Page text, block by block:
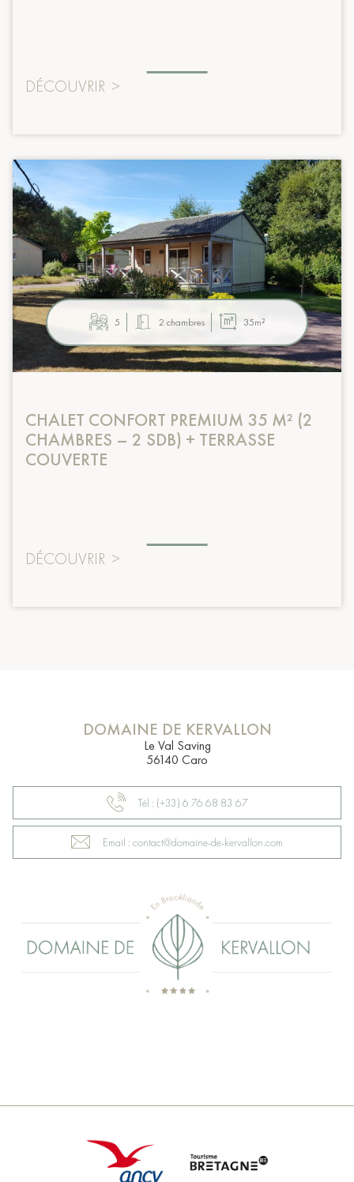
DÉCOUVRIR >
5 2 chambres 35m²
CHALET CONFORT PREMIUM 35 M² (2
CHAMBRES – 2 SDB) + TERRASSE
COUVERTE
DÉCOUVRIR >
DOMAINE DE KERVALLON
Le Val Saving
56140 Caro
Tél : (+33) 6 76 68 83 67
Email : contact@domaine-de-kervallon.com